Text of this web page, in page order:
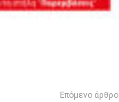
Επόμενο άρθρο